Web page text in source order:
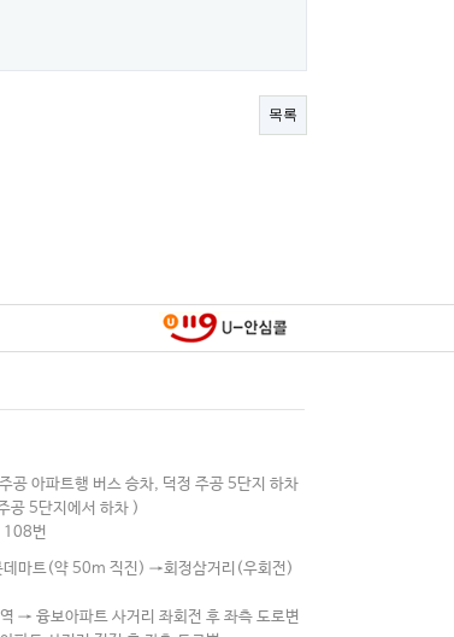
목록
공 아파트행 버스 승차, 덕정 주공 5단지 하차
공 5단지에서 하차 )
108번
마트(약 50m 직진) →회정삼거리(우회전)
융보아파트 사거리 좌회전 후 좌측 도로변